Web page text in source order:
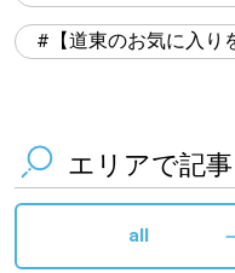
【道東のお気に入り
エリアで記
all